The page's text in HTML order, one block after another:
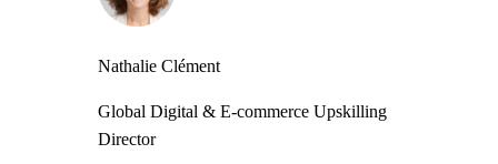
Nathalie Clément
Global Digital & E-commerce Upskilling
Director